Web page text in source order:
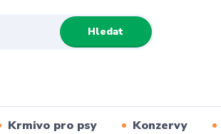
Hledat
Krmivo pro psy Konzervy